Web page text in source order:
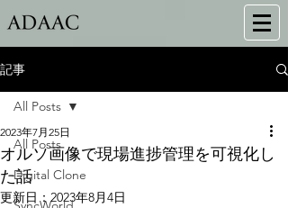
記事
All Posts
Digital Clone
All Posts
オルソ画像で現場進捗管理を可視化し
た話
2023年7月25日
更新日： 2023年8月4日